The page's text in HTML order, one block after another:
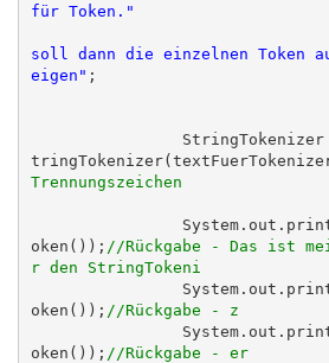
für Token."
soll dann die einzelnen Token
eigen" ;
Trennungszeichen
oken()); //Rückgabe - Das ist
r den StringTokeni
oken()); //Rückgabe - z
oken()); //Rückgabe - er